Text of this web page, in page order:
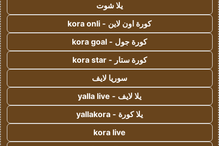
يلا شوت
كورة اون لاين - kora onli
كورة جول - kora goal
كورة ستار - kora star
سوريا لايف
يلا لايف - yalla live
يلا كورة - yallakora
kora live